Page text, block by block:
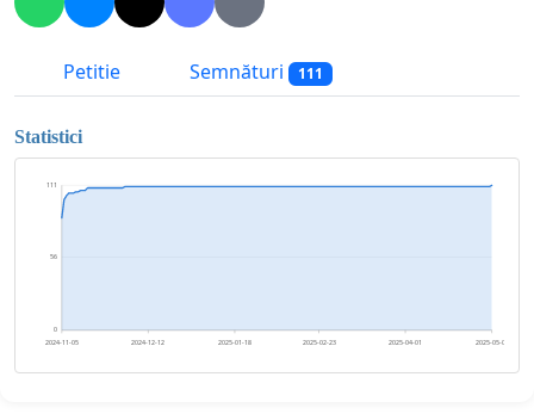
Petitie Semnături 111
Statistici
0
56
111
2024-11-05 2024-12-12 2025-01-18 2025-02-23 2025-04-01 2025-05-08